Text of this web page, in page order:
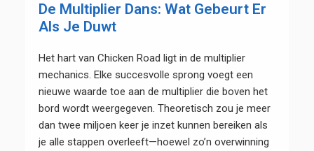
De Multiplier Dans: Wat Gebeurt Er
Als Je Duwt
Het hart van Chicken Road ligt in de multiplier
mechanics. Elke succesvolle sprong voegt een
nieuwe waarde toe aan de multiplier die boven het
bord wordt weergegeven. Theoretisch zou je meer
dan twee miljoen keer je inzet kunnen bereiken als
je alle stappen overleeft—hoewel zo’n overwinning